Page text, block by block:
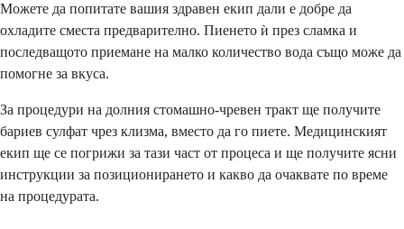
Можете да попитате вашия здравен екип дали е добре да
охладите сместа предварително. Пиенето ѝ през сламка и
последващото приемане на малко количество вода също може да
помогне за вкуса.
За процедури на долния стомашно-чревен тракт ще получите
бариев сулфат чрез клизма, вместо да го пиете. Медицинският
екип ще се погрижи за тази част от процеса и ще получите ясни
инструкции за позиционирането и какво да очаквате по време
на процедурата.